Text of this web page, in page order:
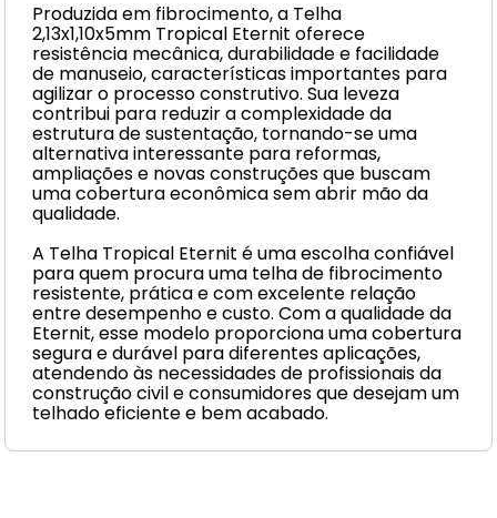
Produzida em fibrocimento, a Telha
2,13x1,10x5mm Tropical Eternit oferece
resistência mecânica, durabilidade e facilidade
de manuseio, características importantes para
agilizar o processo construtivo. Sua leveza
contribui para reduzir a complexidade da
estrutura de sustentação, tornando-se uma
alternativa interessante para reformas,
ampliações e novas construções que buscam
uma cobertura econômica sem abrir mão da
qualidade.
A Telha Tropical Eternit é uma escolha confiável
para quem procura uma telha de fibrocimento
resistente, prática e com excelente relação
entre desempenho e custo. Com a qualidade da
Eternit, esse modelo proporciona uma cobertura
segura e durável para diferentes aplicações,
atendendo às necessidades de profissionais da
construção civil e consumidores que desejam um
telhado eficiente e bem acabado.